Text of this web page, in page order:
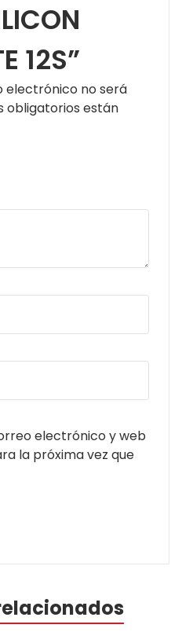
12S”
electrónico no será
obligatorios están
electrónico y web
la próxima vez que